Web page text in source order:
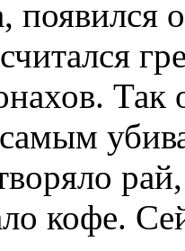
появился
кофе.